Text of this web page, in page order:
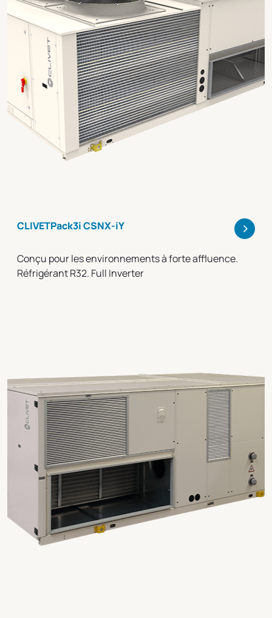
CLIVETPack3i CSNX-iY >
Conçu pour les environnements à forte affluence.
Réfrigérant R32. Full Inverter